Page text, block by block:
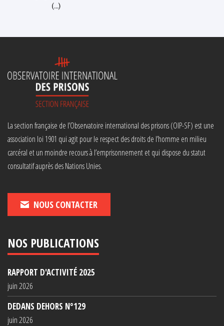
(...)
La section française de l’Observatoire international des prisons (OIP-SF) est une
association loi 1901 qui agit pour le respect des droits de l’homme en milieu
carcéral et un moindre recours à l’emprisonnement et qui dispose du statut
consultatif auprès des Nations Unies.
NOUS CONTACTER
NOS PUBLICATIONS
RAPPORT D'ACTIVITÉ 2025
juin 2026
DEDANS DEHORS N°129
juin 2026